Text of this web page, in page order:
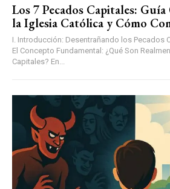
Los 7 Pecados Capitales:
la Iglesia Católica y Cómo
I. Introducción: Desentrañando los Pecados
El Concepto Fundamental: ¿Qué Son
Capitales? En...